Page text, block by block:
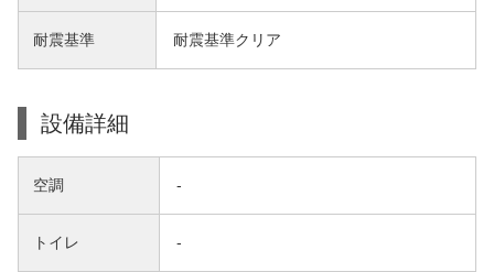
耐震基準 耐震基準クリア
設備詳細
空調 -
トイレ -